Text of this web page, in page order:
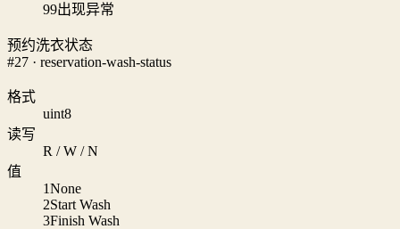
99出现异常
预约洗衣状态
#27 · reservation-wash-status
格式
uint8
读写
R / W / N
值
1None
2Start Wash
3Finish Wash